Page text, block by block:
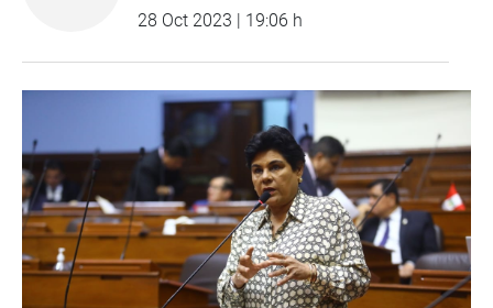
28 Oct 2023 | 19:06 h